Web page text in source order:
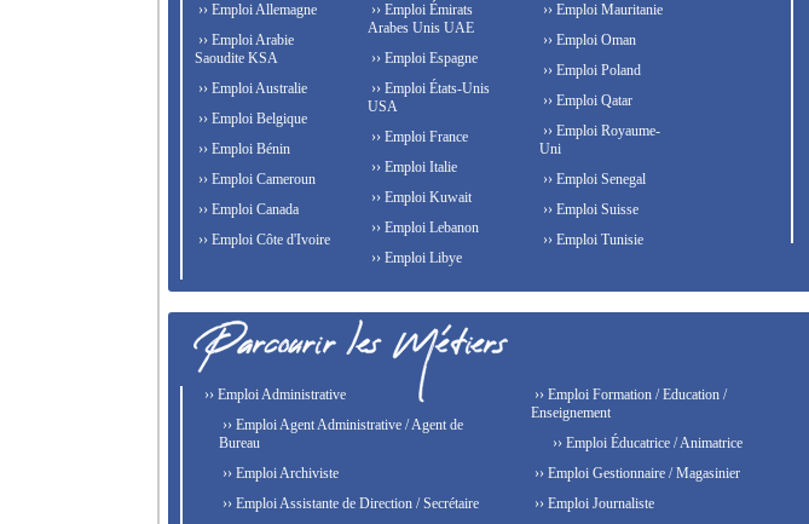
›› Emploi Allemagne
›› Emploi Arabie
Saoudite KSA
›› Emploi Australie
›› Emploi Belgique
›› Emploi Bénin
›› Emploi Cameroun
›› Emploi Canada
›› Emploi Côte d'Ivoire
›› Emploi Émirats
Arabes Unis UAE
›› Emploi Espagne
›› Emploi États-Unis
USA
›› Emploi France
›› Emploi Italie
›› Emploi Kuwait
›› Emploi Lebanon
›› Emploi Libye
›› Emploi Mauritanie
›› Emploi Oman
›› Emploi Poland
›› Emploi Qatar
›› Emploi Royaume-
Uni
›› Emploi Senegal
›› Emploi Suisse
›› Emploi Tunisie
›› Emploi Administrative
›› Emploi Agent Administrative / Agent de
Bureau
›› Emploi Archiviste
›› Emploi Assistante de Direction / Secrétaire
›› Emploi Formation / Education /
Enseignement
›› Emploi Éducatrice / Animatrice
›› Emploi Gestionnaire / Magasinier
›› Emploi Journaliste